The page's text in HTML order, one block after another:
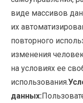
виде массивов
их
повторного
изменения
на условиях ее
использования.
данных: